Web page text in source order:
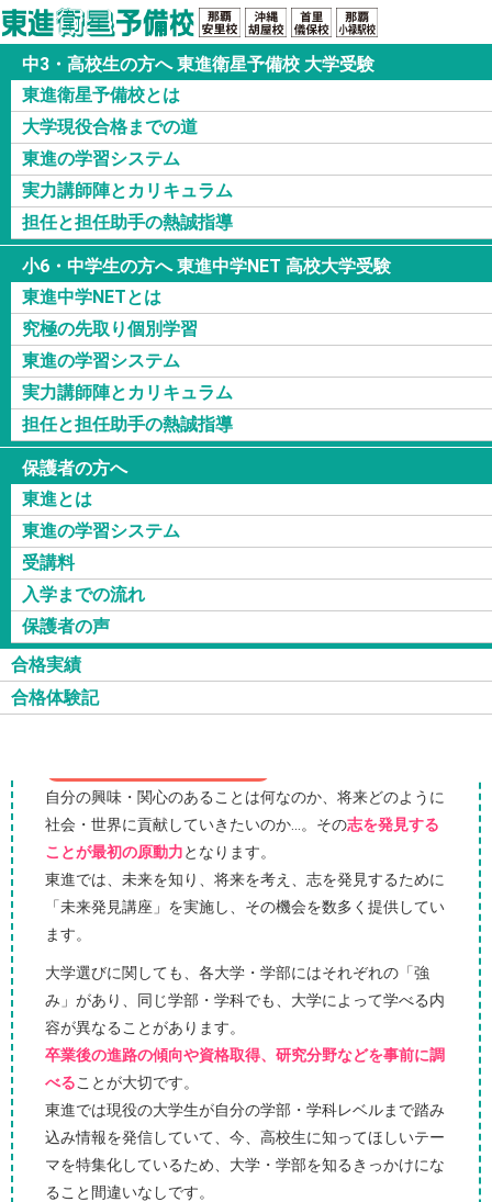
中3・高校生の方へ 東進衛星予備校 大学受験
東進衛星予備校とは
大学現役合格までの道
東進の学習システム
実力講師陣とカリキュラム
担任と担任助手の熱誠指導
小6・中学生の方へ 東進中学NET 高校大学受験
東進中学NETとは
究極の先取り個別学習
東進の学習システム
実力講師陣とカリキュラム
担任と担任助手の熱誠指導
保護者の方へ
東進とは
東進の学習システム
受講料
入学までの流れ
保護者の声
合格実績
合格体験記
東進の学習システム
志望校現役合格を実現する
東進の学習システム
合格設計図
「理解」を徹底追求し、体系化された授業
実力講師陣
高速学習
担任指導
東進模試
学力POS
一日の勉強の流れ
合格設計図
合格設計図とは、「学力診断テスト」の結果と来校の際にヒアリ
ングした内容を元に志望校に現役合格するまでの道筋を描き出し
たものです。
作成にあたり、東進衛星予備校の卒業生から、志望校大学合格者
のみを抽出し、その学習履歴データをもとに、現在の学力と生活
時間を考慮して、合格者と同じ道をたどる実現可能なプランとし
て、東進の長年にわたる指導経験とデータ分析をもとに作成しま
す。
自分の興味・関心のあることは何なのか、将来どのように
社会・世界に貢献していきたいのか...。その志を発見する
ことが最初の原動力となります。
東進では、未来を知り、将来を考え、志を発見するために
「未来発見講座」を実施し、その機会を数多く提供してい
ます。
大学選びに関しても、各大学・学部にはそれぞれの「強
み」があり、同じ学部・学科でも、大学によって学べる内
容が異なることがあります。
卒業後の進路の傾向や資格取得、研究分野などを事前に調
べることが大切です。
東進では現役の大学生が自分の学部・学科レベルまで踏み
込み情報を発信していて、今、高校生に知ってほしいテー
マを特集化しているため、大学・学部を知るきっかけにな
ること間違いなしです。